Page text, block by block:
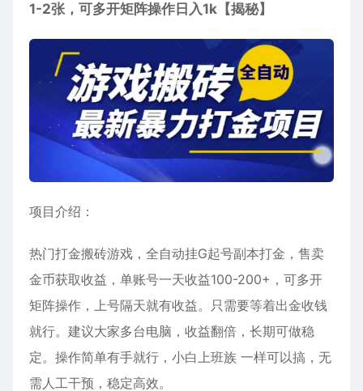
1-2张，可多开矩阵操作日入1k【揭秘】
项目介绍：
热门打金搬砖游戏，全自动挂G起号副本打金，售卖
金币获取收益，单账号一天收益100-200+，可多开
矩阵操作，上号隔天就有收益。只需要等着出金收钱
就行。建议大家多台电脑，收益翻倍，长期可做稳
定。操作简单有手就行，小白上班族 一样可以搞，无
需人工干预，稳定高效。